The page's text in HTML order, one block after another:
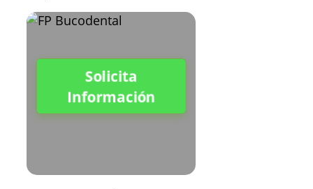
Solicita
Información